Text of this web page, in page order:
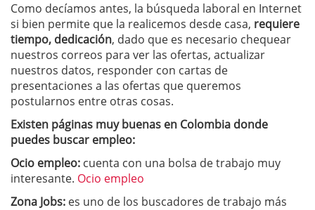
Como decíamos antes, la búsqueda laboral en Internet
si bien permite que la realicemos desde casa, requiere
tiempo, dedicación, dado que es necesario chequear
nuestros correos para ver las ofertas, actualizar
nuestros datos, responder con cartas de
presentaciones a las ofertas que queremos
postularnos entre otras cosas.
Existen páginas muy buenas en Colombia donde
puedes buscar empleo:
Ocio empleo: cuenta con una bolsa de trabajo muy
interesante. Ocio empleo
Zona Jobs: es uno de los buscadores de trabajo más